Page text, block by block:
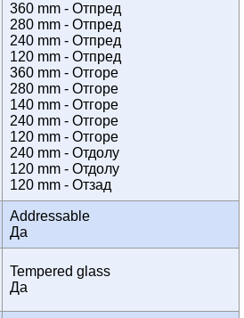
360 mm - Отпред
280 mm - Отпред
240 mm - Отпред
120 mm - Отпред
360 mm - Отгоре
280 mm - Отгоре
140 mm - Отгоре
240 mm - Отгоре
120 mm - Отгоре
240 mm - Отдолу
120 mm - Отдолу
120 mm - Отзад
Addressable
Да
Tempered glass
Да